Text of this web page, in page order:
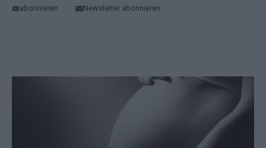
abonnieren
Newsletter abonnieren